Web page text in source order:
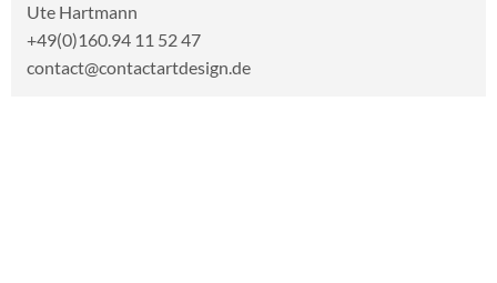
Ute Hartmann
+49(0)160.94 11 52 47
contact@contactartdesign.de